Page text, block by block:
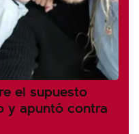
el supuesto
y apuntó contra